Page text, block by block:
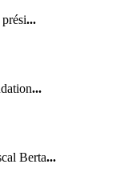
...
...
Berta...